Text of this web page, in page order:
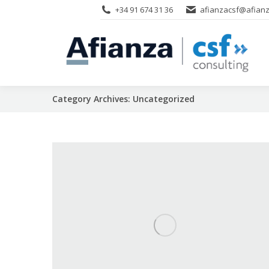
+34 91 674 31 36
Category Archives: Uncategorized